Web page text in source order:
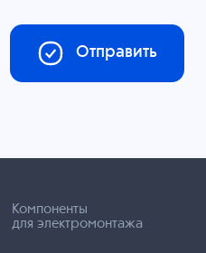
Отправить
Компоненты
для электромонтажа